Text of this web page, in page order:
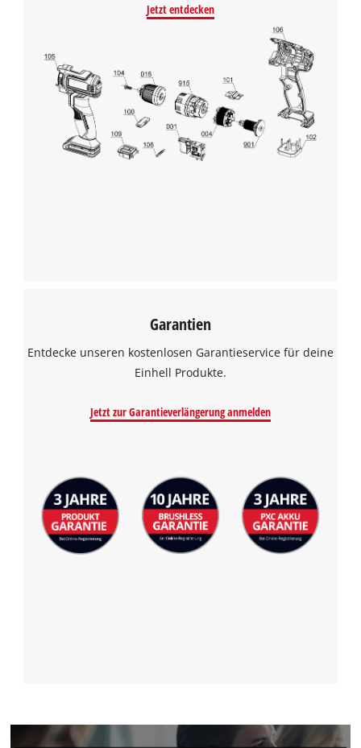
Jetzt entdecken
Garantien
Entdecke unseren kostenlosen Garantieservice für deine
Einhell Produkte.
Jetzt zur Garantieverlängerung anmelden